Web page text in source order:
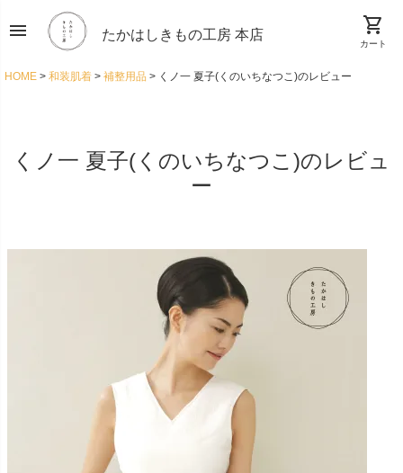
menu たかはしきもの工房 本店 shopping_cart
カート
HOME 和装肌着 補整用品 くノ一 夏子(くのいちなつこ)のレビュー
くノ一 夏子(くのいちなつこ)のレビュ
ー